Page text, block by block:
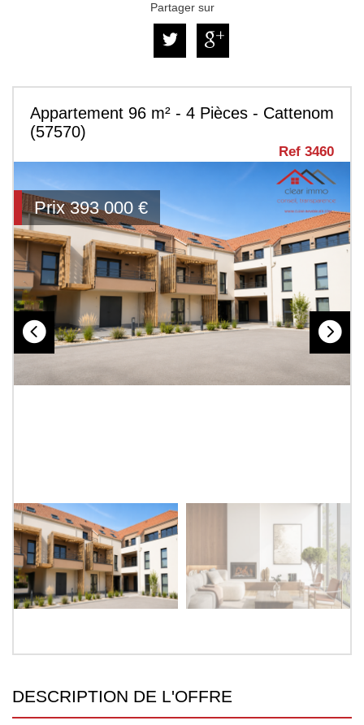
Partager sur
Appartement 96 m² - 4 Pièces - Cattenom
(57570)
Ref 3460
Prix 393 000 €
DESCRIPTION DE L'OFFRE